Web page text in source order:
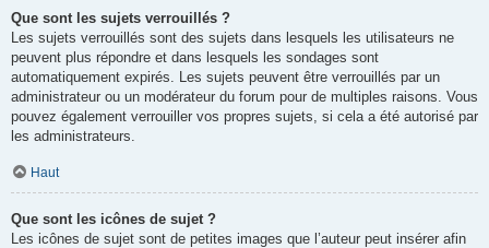
Que sont les sujets verrouillés ?
Les sujets verrouillés sont des sujets dans lesquels les utilisateurs ne
peuvent plus répondre et dans lesquels les sondages sont
automatiquement expirés. Les sujets peuvent être verrouillés par un
administrateur ou un modérateur du forum pour de multiples raisons. Vous
pouvez également verrouiller vos propres sujets, si cela a été autorisé par
les administrateurs.
Haut
Que sont les icônes de sujet ?
Les icônes de sujet sont de petites images que l’auteur peut insérer afin